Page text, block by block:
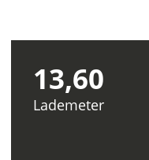
13,60
Lademeter